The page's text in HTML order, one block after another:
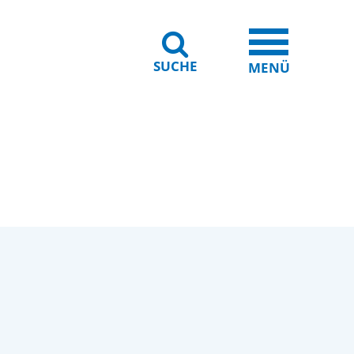
SUCHE MENÜ